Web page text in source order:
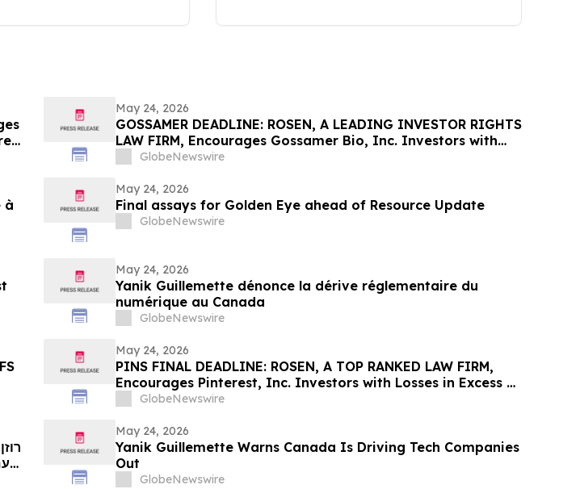
May 24, 2026
GOSSAMER DEADLINE: ROSEN, A LEADING INVESTOR RIGHTS
LAW FIRM, Encourages Gossamer Bio, Inc. Investors with
Losses in Excess of $100K to Secure Counsel Before
GlobeNewswire
à
May 24, 2026
Final assays for Golden Eye ahead of Resource Update
GlobeNewswire
May 24, 2026
Yanik Guillemette dénonce la dérive réglementaire du
numérique au Canada
GlobeNewswire
May 24, 2026
PINS FINAL DEADLINE: ROSEN, A TOP RANKED LAW FIRM,
Encourages Pinterest, Inc. Investors with Losses in Excess of
$100K to Secure Counsel Before Important May 29 Deadline
GlobeNewswire
May 24, 2026
Yanik Guillemette Warns Canada Is Driving Tech Companies
Out
GlobeNewswire